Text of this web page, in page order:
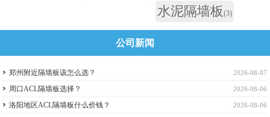
水泥隔墙板 (3)
公司新闻
2026-08-07
郑州附近隔墙板该怎么选？
2026-08-06
周口ACL隔墙板选择？
2026-08-06
洛阳地区ACL隔墙板什么价钱？